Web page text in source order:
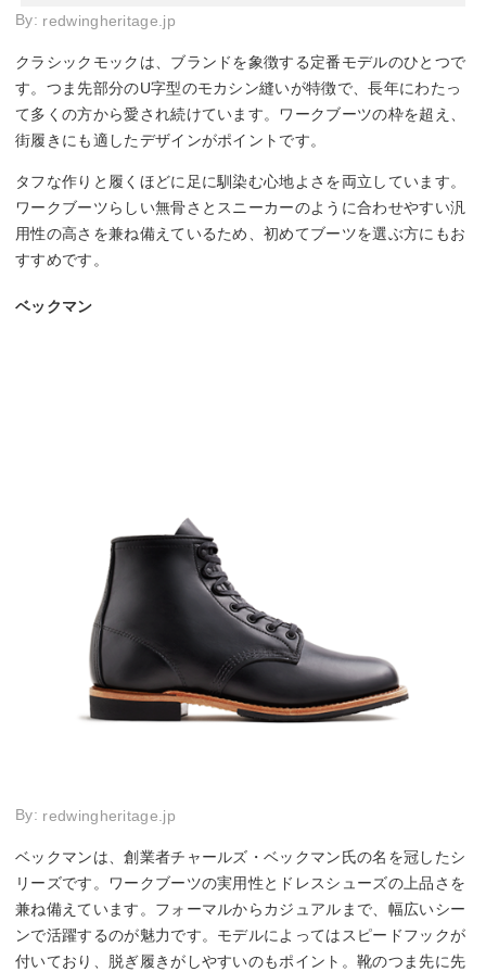
By: redwingheritage.jp
クラシックモックは、ブランドを象徴する定番モデルのひとつで
す。つま先部分のU字型のモカシン縫いが特徴で、長年にわたっ
て多くの方から愛され続けています。ワークブーツの枠を超え、
街履きにも適したデザインがポイントです。
タフな作りと履くほどに足に馴染む心地よさを両立しています。
ワークブーツらしい無骨さとスニーカーのように合わせやすい汎
用性の高さを兼ね備えているため、初めてブーツを選ぶ方にもお
すすめです。
ベックマン
By: redwingheritage.jp
ベックマンは、創業者チャールズ・ベックマン氏の名を冠したシ
リーズです。ワークブーツの実用性とドレスシューズの上品さを
兼ね備えています。フォーマルからカジュアルまで、幅広いシー
ンで活躍するのが魅力です。モデルによってはスピードフックが
付いており、脱ぎ履きがしやすいのもポイント。靴のつま先に先